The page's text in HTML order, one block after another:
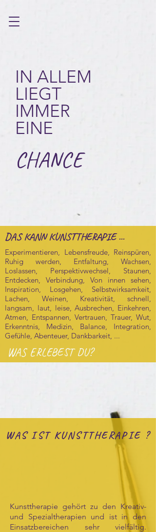
IN ALLEM
LIEGT
IMMER
EINE
CHANCE
DAS KANN KUNSTTHERAPIE ...
Experimentieren, Lebensfreude, Reinspüren,
Ruhig werden, Entfaltung, Wachsen,
Loslassen, Perspektivwechsel, Staunen,
Entdecken, Verbindung, Von innen sehen,
Inspiration, Losgehen, Selbstwirksamkeit,
Lachen, Weinen, Kreativität, schnell,
langsam, laut, leise, Ausbrechen, Einkehren,
Atmen, Entspannen, Vertrauen, Trauer, Wut,
Erkenntnis, Medizin, Balance, Integration,
Gefühle, Abenteuer, Dankbarkeit, ...
WAS ERLEBEST DU?
WAS IST KUNSTTHERAPIE ?
Kunsttherapie gehört zu den Kreativ-
und Spezialtherapien und ist in den
Einsatzbereichen sehr vielfältig.